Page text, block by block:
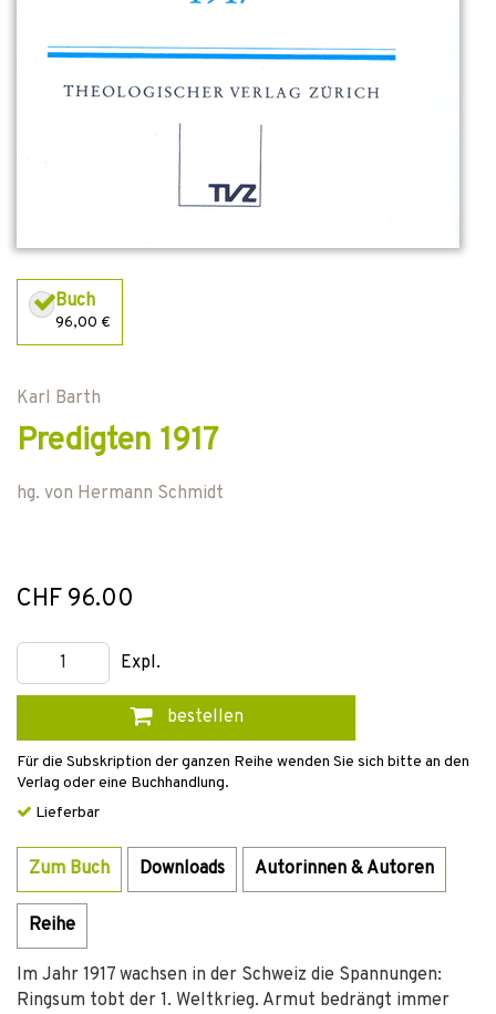
Buch
96,00 €
Karl Barth
Predigten 1917
hg. von Hermann Schmidt
CHF 96.00
Expl.
bestellen
Für die Subskription der ganzen Reihe wenden Sie sich bitte an den
Verlag oder eine Buchhandlung.
Lieferbar
Zum Buch Downloads Autorinnen & Autoren
Reihe
Im Jahr 1917 wachsen in der Schweiz die Spannungen:
Ringsum tobt der 1. Weltkrieg. Armut bedrängt immer